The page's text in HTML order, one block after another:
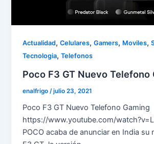
Actualidad,Celulares,Gamers, Moviles,
Tecnologia,Telefonos
Poco F3 GT Nuevo Telefono
enalfrigo /julio 23, 2021
Poco F3 GT Nuevo Telefono Gaming
https://www.youtube.com/
POCO acaba de anunciar en India su